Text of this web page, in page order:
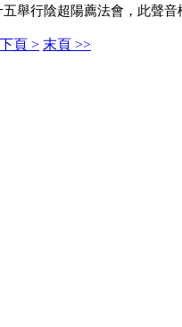
舉行陰超陽薦法會，此聲
下頁 > 末頁 >>